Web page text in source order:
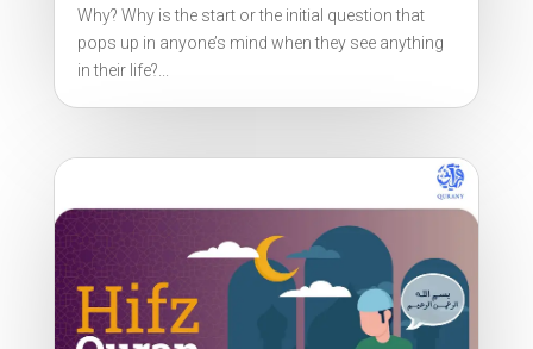
Why? Why is the start or the initial question that
pops up in anyone’s mind when they see anything
in their life?...